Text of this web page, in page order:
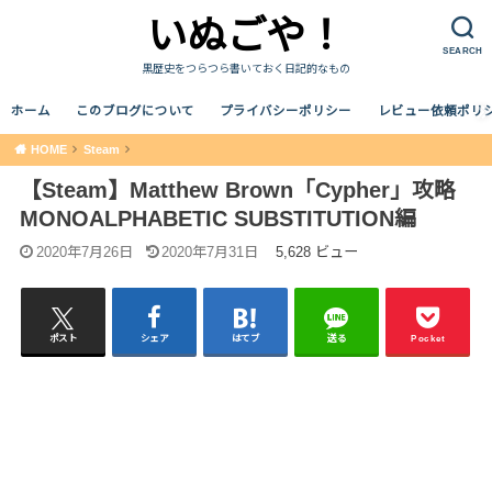
SEARCH
いぬごや！
黒歴史をつらつら書いておく日記的なもの
ホーム このブログについて プライバシーポリシー レビュー依頼ポリ
HOME Steam
【Steam】Matthew Brown「Cypher」攻略
MONOALPHABETIC SUBSTITUTION編
2020年7月26日 2020年7月31日 5,628 ビュー
ポスト シェア はてブ 送る Pocket